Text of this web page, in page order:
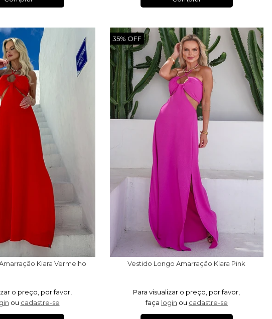
Kiara Vermelho
o preço, por favor,
ou cadastre-se
35% OFF
Vestido Longo Amarração Kiara Pink
Para visualizar o preço, por favor,
faça login ou cadastre-se